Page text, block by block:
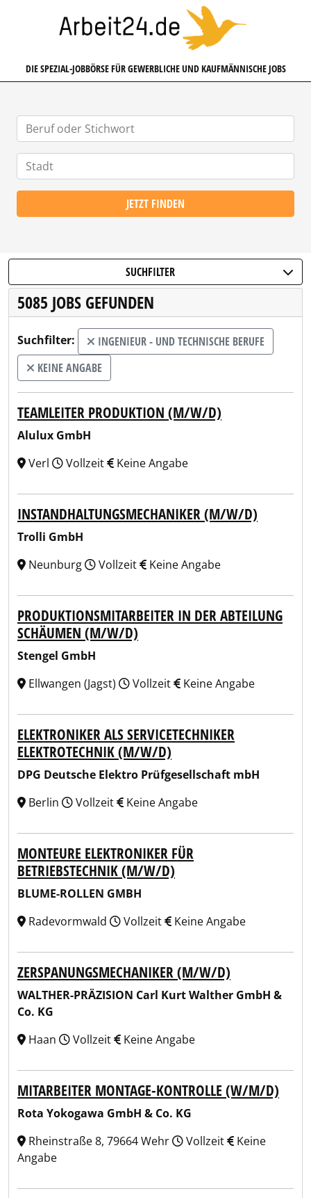
ARBEIT24.DE
DIE SPEZIAL-JOBBÖRSE FÜR GEWERBLICHE UND KAUFMÄNNISCHE JOBS
JETZT FINDEN
SUCHFILTER
5085 JOBS GEFUNDEN
Suchfilter:
INGENIEUR - UND TECHNISCHE BERUFE
KEINE ANGABE
TEAMLEITER PRODUKTION (M/W/D)
Alulux GmbH
Verl
Vollzeit Keine Angabe
INSTANDHALTUNGSMECHANIKER (M/W/D)
Trolli GmbH
Neunburg
Vollzeit Keine Angabe
PRODUKTIONSMITARBEITER IN DER ABTEILUNG
SCHÄUMEN (M/W/D)
Stengel GmbH
Ellwangen (Jagst)
Vollzeit Keine Angabe
ELEKTRONIKER ALS SERVICETECHNIKER
ELEKTROTECHNIK (M/W/D)
DPG Deutsche Elektro Prüfgesellschaft mbH
Berlin
Vollzeit Keine Angabe
MONTEURE ELEKTRONIKER FÜR
BETRIEBSTECHNIK (M/W/D)
BLUME-ROLLEN GMBH
Radevormwald
Vollzeit Keine Angabe
ZERSPANUNGSMECHANIKER (M/W/D)
WALTHER-PRÄZISION Carl Kurt Walther GmbH &
Co. KG
Haan
Vollzeit Keine Angabe
MITARBEITER MONTAGE-KONTROLLE (W/M/D)
Rota Yokogawa GmbH & Co. KG
Rheinstraße 8, 79664 Wehr
Vollzeit
Keine
Angabe